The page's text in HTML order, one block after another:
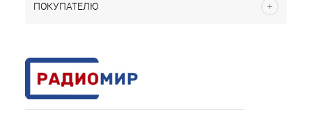
ПОКУПАТЕЛЮ